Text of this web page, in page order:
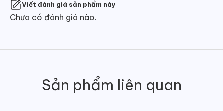
Viết đánh giá sản phẩm này
Chưa có đánh giá nào.
Sản phẩm liên quan